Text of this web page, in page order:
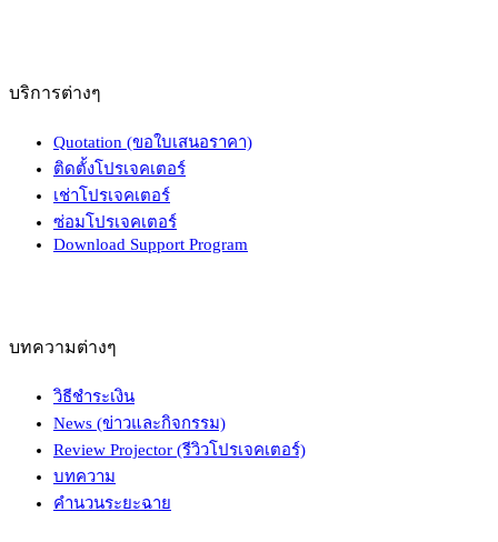
บริการต่างๆ
Quotation (ขอใบเสนอราคา)
ติดตั้งโปรเจคเตอร์
เช่าโปรเจคเตอร์
ซ่อมโปรเจคเตอร์
Download Support Program
บทความต่างๆ
วิธีชำระเงิน
News (ข่าวและกิจกรรม)
Review Projector (รีวิวโปรเจคเตอร์)
บทความ
คำนวนระยะฉาย